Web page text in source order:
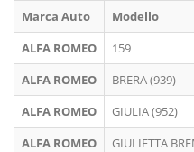
Marca Auto Modello
ALFA ROMEO
159
ALFA ROMEO
BRERA (939)
ALFA ROMEO
GIULIA (952)
ALFA ROMEO
GIULIETTA